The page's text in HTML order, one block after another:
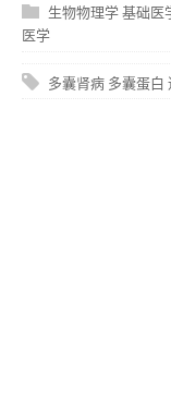
生物物理学基础医
医学
多囊肾病 多囊蛋白